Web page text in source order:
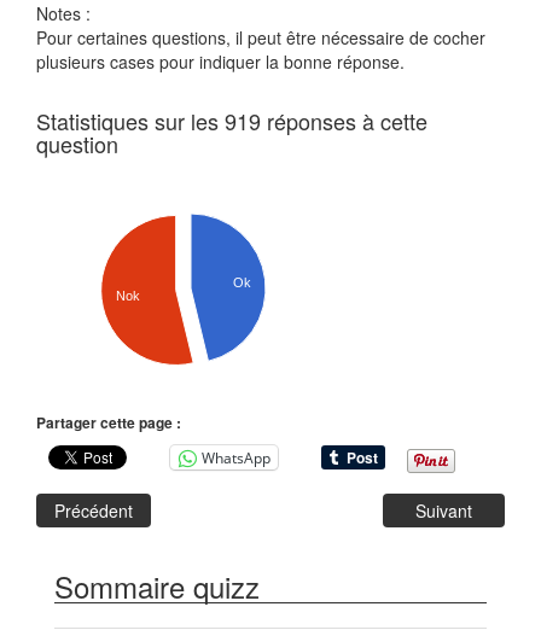
Notes :
Pour certaines questions, il peut être nécessaire de cocher
plusieurs cases pour indiquer la bonne réponse.
Statistiques sur les 919 réponses à cette
question
Ok
Nok
Partager cette page :
WhatsApp
Précédent Suivant
Sommaire quizz